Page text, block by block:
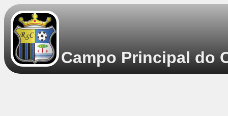
Campo Principal do